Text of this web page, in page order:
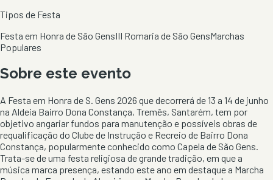
Tipos de Festa
Festa em Honra de São GensIII Romaria de São GensMarchas
Populares
Sobre este evento
A Festa em Honra de S. Gens 2026 que decorrerá de 13 a 14 de junho
na Aldeia Bairro Dona Constança, Tremês, Santarém, tem por
objetivo angariar fundos para manutenção e possíveis obras de
requalificação do Clube de Instrução e Recreio de Bairro Dona
Constança, popularmente conhecido como Capela de São Gens.
Trata-se de uma festa religiosa de grande tradição, em que a
música marca presença, estando este ano em destaque a Marcha